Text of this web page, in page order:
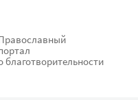
благотворительности